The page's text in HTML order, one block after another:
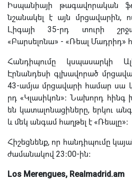
Իսպանիայի թագավորական
նշանակել է այն մրցավարին,
Լիգայի 35-րդ տուրի
«Բարսելոնա» - «Ռեալ Մադրիդ»
Հանդիպումը կսպասարկի
Էրնանդեսի գլխավորած
43-ամյա մրցավարի համար սա
րդ «Կլասիկոն»։ Նախորդ հինգ
են կատալոնացիները, երկու
և մեկ անգամ հաղթել է «Ռեալը»։
Հիշեցնենք, որ հանդիպումը
ժամանակով 23։00-ին։
Los Merengues, Realmadrid.am